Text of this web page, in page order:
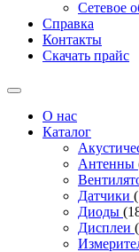
Сетевое
Справка
Контакты
Скачать прайс
О нас
Каталог
Антенны
Датчики
Диоды
Дисплеи